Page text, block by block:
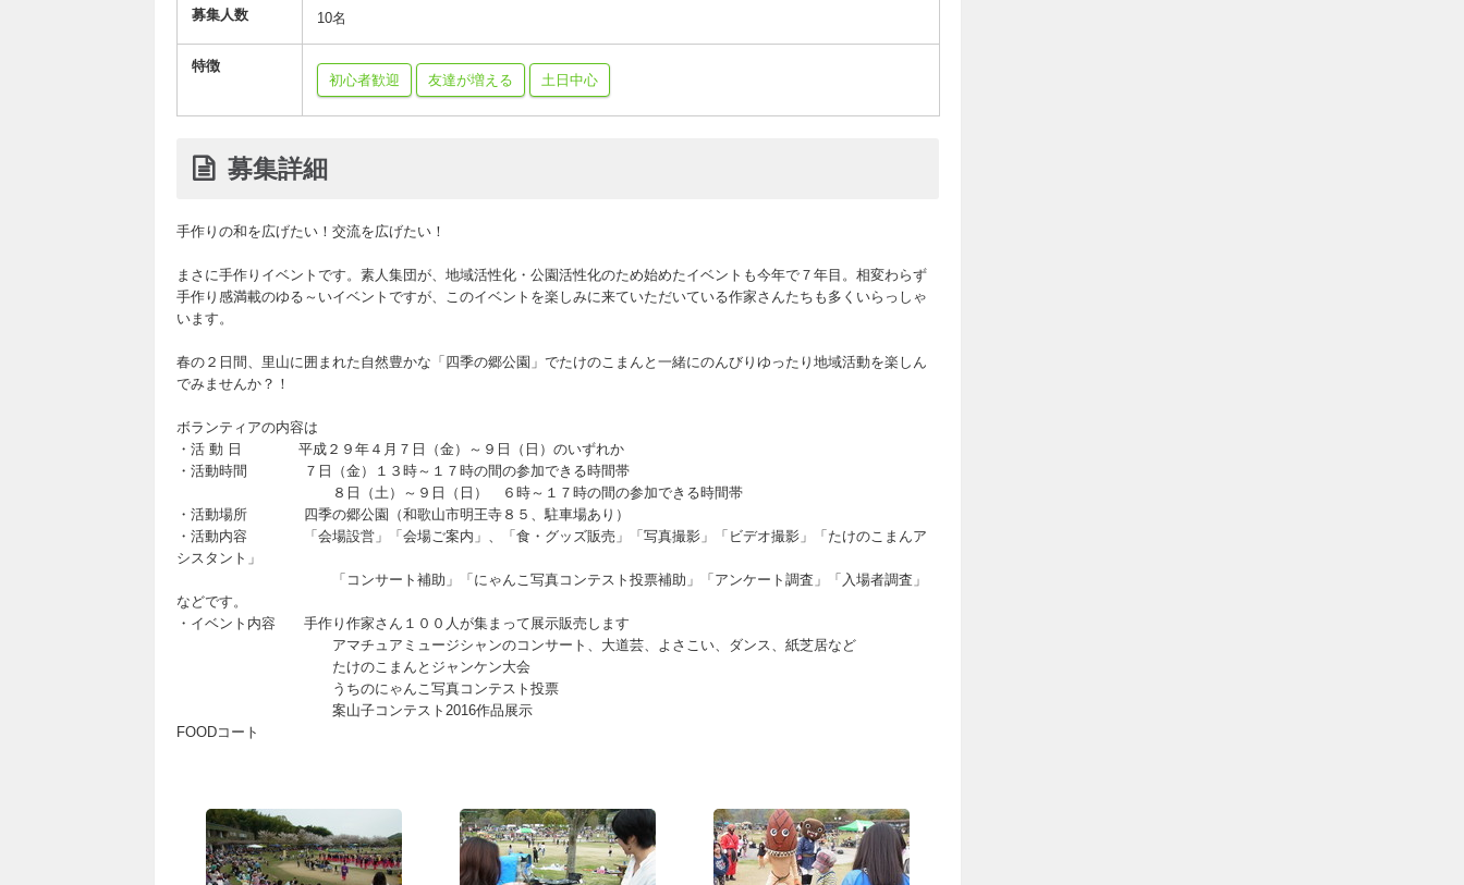
募集人数 10名
特徴
初心者歓迎
友達が増える 土日中心
募集詳細
手作りの和を広げたい！交流を広げたい！
まさに手作りイベントです。素人集団が、地域活性化・公園活性化のため始めたイベントも今年で７年目。相変わらず
手作り感満載のゆる～いイベントですが、このイベントを楽しみに来ていただいている作家さんたちも多くいらっしゃ
います。
春の２日間、里山に囲まれた自然豊かな「四季の郷公園」でたけのこまんと一緒にのんびりゆったり地域活動を楽しん
でみませんか？！
ボランティアの内容は
・活 動 日 平成２９年４月７日（金）～９日（日）のいずれか
・活動時間 ７日（金）１３時～１７時の間の参加できる時間帯
８日（土）～９日（日） ６時～１７時の間の参加できる時間帯
・活動場所 四季の郷公園（和歌山市明王寺８５、駐車場あり）
・活動内容 「会場設営」「会場ご案内」、「食・グッズ販売」「写真撮影」「ビデオ撮影」「たけのこまんア
シスタント」
「コンサート補助」「にゃんこ写真コンテスト投票補助」「アンケート調査」「入場者調査」
などです。
・イベント内容 手作り作家さん１００人が集まって展示販売します
アマチュアミュージシャンのコンサート、大道芸、よさこい、ダンス、紙芝居など
たけのこまんとジャンケン大会
うちのにゃんこ写真コンテスト投票
案山子コンテスト2016作品展示
FOODコート